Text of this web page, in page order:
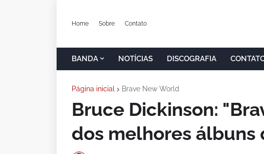
Home Sobre Contato
BANDA NOTÍCIAS DISCOGRAFIA
Página inicial Brave New World
Bruce Dickinson:
dos melhores álbuns